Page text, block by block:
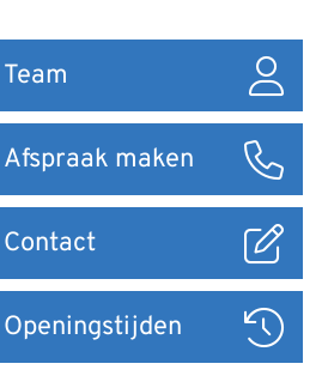
naar
Team
Afspraak maken
Contact
Openingstijden